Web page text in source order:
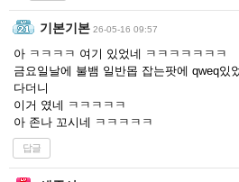
기본기본 26-05-16 09:57
아 ㅋㅋㅋㅋ 여기 있었네 ㅋㅋㅋㅋㅋㅋㅋ
금요일날에 불뱀 일반몹 잡는팟에 qweq있
다더니
이거 였네 ㅋㅋㅋㅋㅋ
아 존나 꼬시네 ㅋㅋㅋㅋㅋ
답글